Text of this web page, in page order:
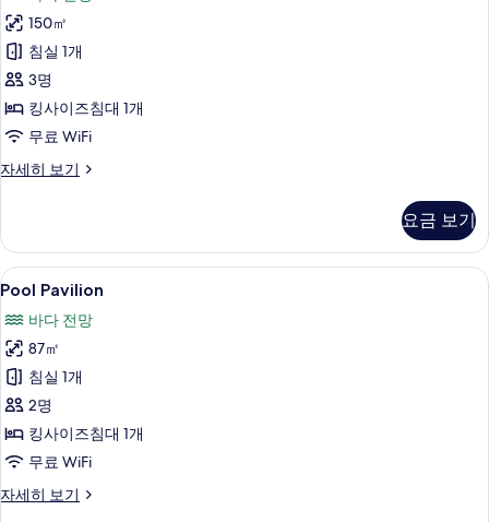
Villa
사
진
모
두
보
150㎡
침실 1개
3명
킹사이즈침대 1개
무료 WiFi
자세히 보기
Ocean
자
세
히
기
요금 보기
Pool
Pavilion
사
진
모
두
보
기
10
Pool Pavilion
바다 전망
87㎡
침실 1개
2명
킹사이즈침대 1개
무료 WiFi
자세히 보기
Pool